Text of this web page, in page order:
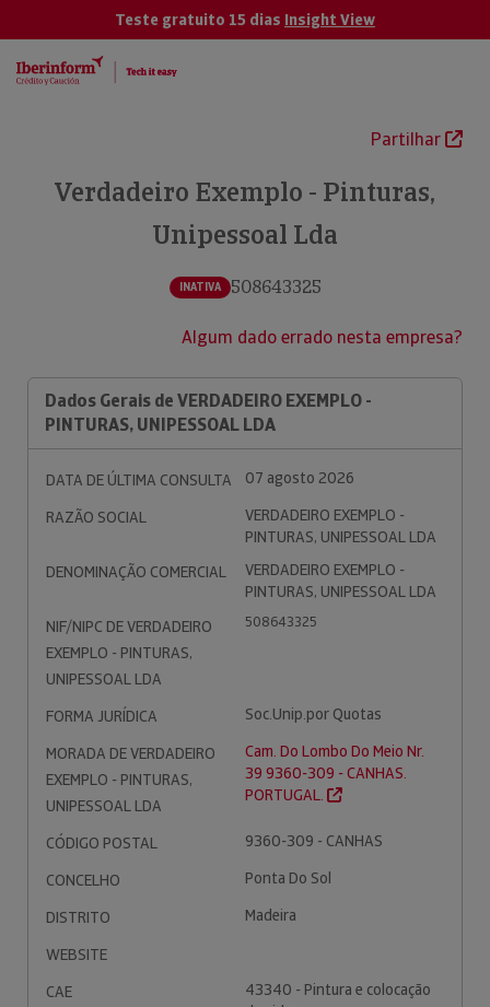
Teste gratuito 15 dias Insight View
Partilhar
Verdadeiro Exemplo - Pinturas,
Unipessoal Lda
INATIVA 508643325
Algum dado errado nesta empresa?
Dados Gerais de VERDADEIRO EXEMPLO -
PINTURAS, UNIPESSOAL LDA
DATA DE ÚLTIMA CONSULTA
07 agosto 2026
RAZÃO SOCIAL
VERDADEIRO EXEMPLO -
PINTURAS, UNIPESSOAL LDA
DENOMINAÇÃO COMERCIAL
VERDADEIRO EXEMPLO -
PINTURAS, UNIPESSOAL LDA
NIF/NIPC DE VERDADEIRO
EXEMPLO - PINTURAS,
UNIPESSOAL LDA
508643325
FORMA JURÍDICA
Soc.Unip.por Quotas
MORADA DE VERDADEIRO
EXEMPLO - PINTURAS,
UNIPESSOAL LDA
Cam. Do Lombo Do Meio Nr.
39 9360-309 - CANHAS.
PORTUGAL.
CÓDIGO POSTAL
9360-309 - CANHAS
CONCELHO
Ponta Do Sol
DISTRITO
Madeira
WEBSITE
CAE
43340 - Pintura e colocação